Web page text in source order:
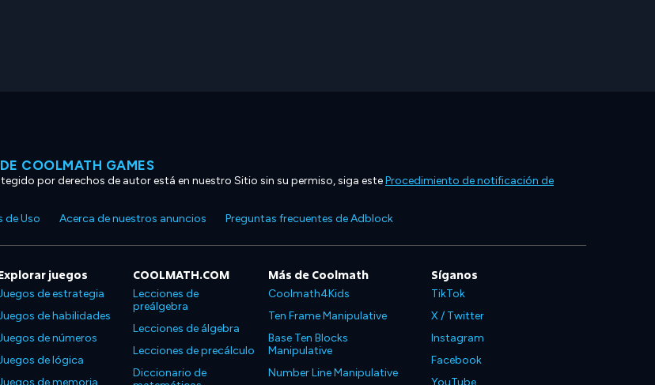
COOLMATH GAMES
por derechos de autor está en nuestro Sitio sin su permiso, siga esteProcedimiento de notificación de
de Uso Acerca de nuestros anuncios Preguntas frecuentes de Adblock
juegos
de estrategia
de habilidades
de números
de lógica
de memoria
COOLMATH.COM
Lecciones de
preálgebra
Lecciones de álgebra
Lecciones de precálculo
Diccionario de
Más de Coolmath
Coolmath4Kids
Ten Frame Manipulative
Base Ten Blocks
Manipulative
Number Line Manipulative
Síganos
TikTok
X / Twitter
Instagram
Facebook
YouTube